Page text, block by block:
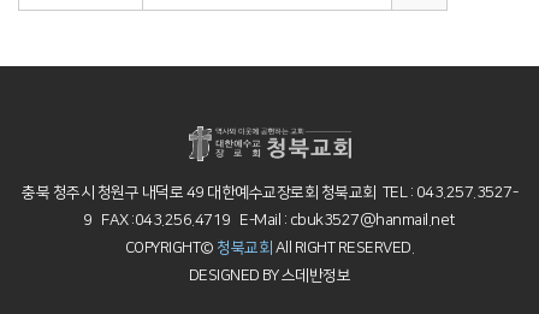
충북 청주시 청원구 내덕로 49 대한예수교장로회 청북교회 TEL : 043.257.3527-
9 FAX :043.256.4719 E-Mail : cbuk3527@hanmail.net
COPYRIGHT© 청북교회 All RIGHT RESERVED.
DESIGNED BY스데반정보